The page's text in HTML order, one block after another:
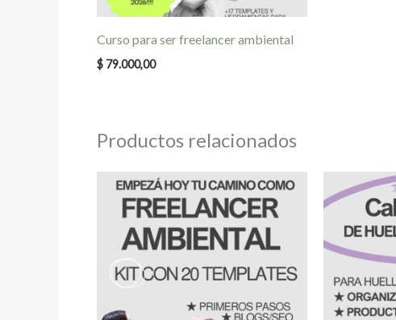
Curso para ser freelancer ambiental
$ 79.000,00
Productos relacionados